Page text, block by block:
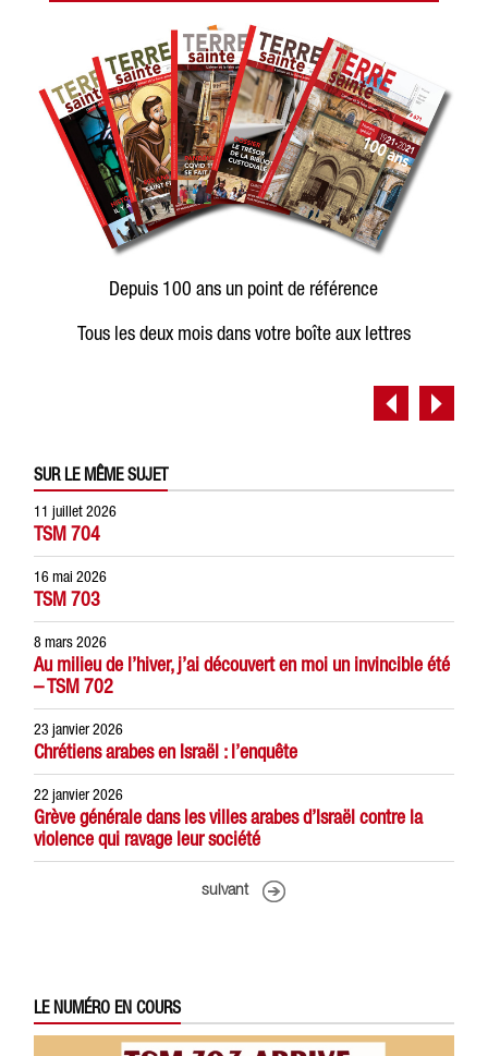
Depuis 100 ans un point de référence
Tous les deux mois dans votre boîte aux lettres
SUR LE MÊME SUJET
11 juillet 2026
TSM 704
16 mai 2026
TSM 703
8 mars 2026
Au milieu de l’hiver, j’ai découvert en moi un invincible été
– TSM 702
23 janvier 2026
Chrétiens arabes en Israël : l’enquête
22 janvier 2026
Grève générale dans les villes arabes d’Israël contre la
violence qui ravage leur société
suivant
LE NUMÉRO EN COURS